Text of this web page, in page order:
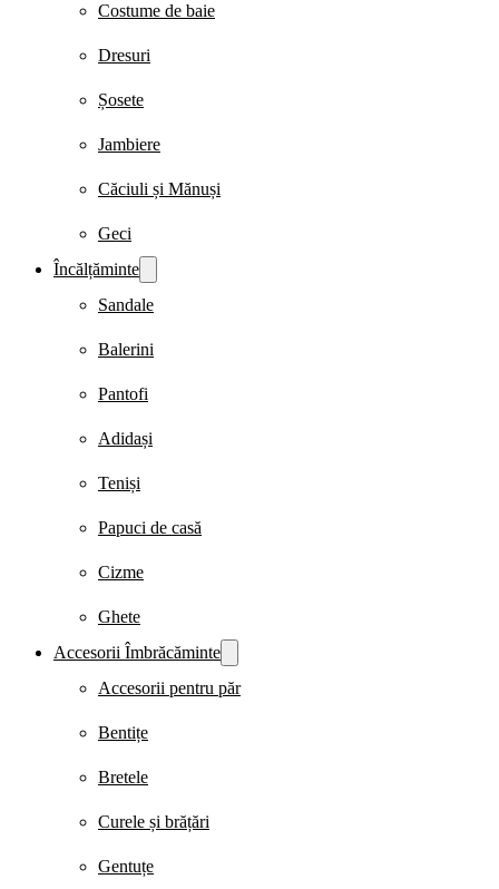
Costume de baie
Dresuri
Șosete
Jambiere
Căciuli și Mănuși
Geci
Încălțăminte
Sandale
Balerini
Pantofi
Adidași
Teniși
Papuci de casă
Cizme
Ghete
Accesorii Îmbrăcăminte
Accesorii pentru păr
Bentițe
Bretele
Curele și brățări
Gentuțe